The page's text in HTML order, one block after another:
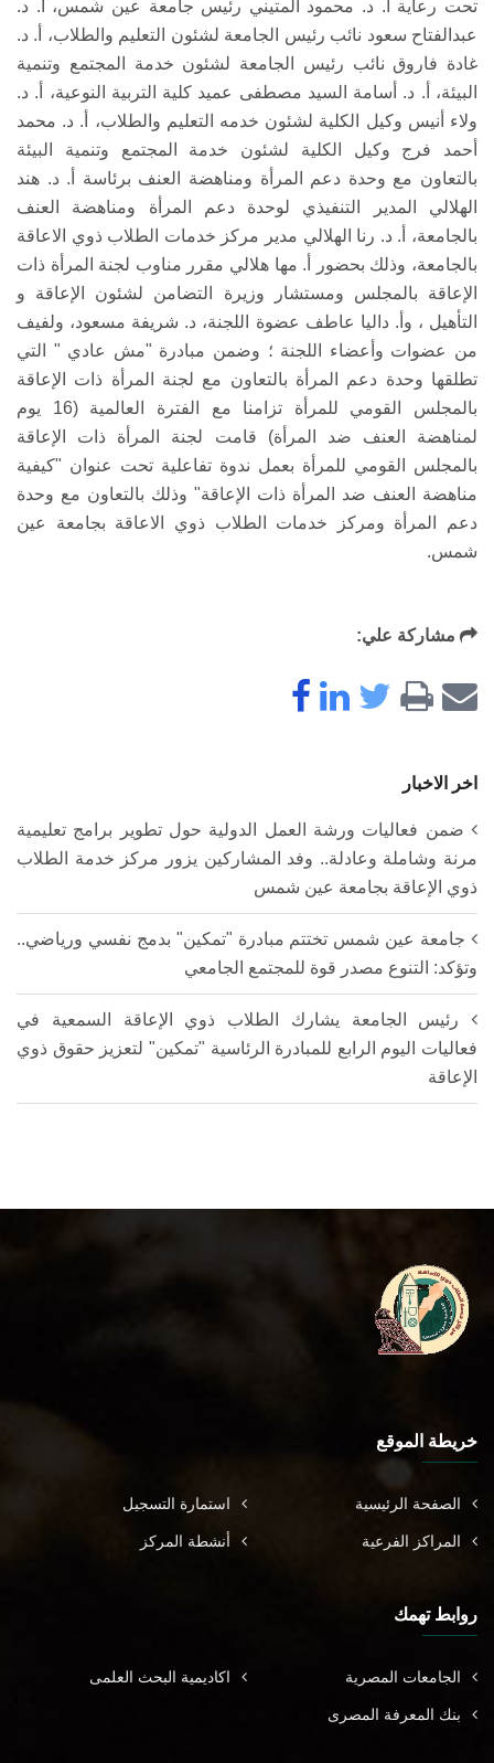
تحت رعاية أ. د. محمود المتيني رئيس جامعة عين شمس، أ. د.
عبدالفتاح سعود نائب رئيس الجامعة لشئون التعليم والطلاب، أ. د.
غادة فاروق نائب رئيس الجامعة لشئون خدمة المجتمع وتنمية
البيئة، أ. د. أسامة السيد مصطفى عميد كلية التربية النوعية، أ. د.
ولاء أنيس وكيل الكلية لشئون خدمه التعليم والطلاب، أ. د. محمد
أحمد فرج وكيل الكلية لشئون خدمة المجتمع وتنمية البيئة
بالتعاون مع وحدة دعم المرأة ومناهضة العنف برئاسة أ. د. هند
الهلالي المدير التنفيذي لوحدة دعم المرأة ومناهضة العنف
بالجامعة، أ. د. رنا الهلالي مدير مركز خدمات الطلاب ذوي الاعاقة
بالجامعة، وذلك بحضور أ. مها هلالي مقرر مناوب لجنة المرأة ذات
الإعاقة بالمجلس ومستشار وزيرة التضامن لشئون الإعاقة و
التأهيل ، وأ. داليا عاطف عضوة اللجنة، د. شريفة مسعود، ولفيف
من عضوات وأعضاء اللجنة ؛ وضمن مبادرة "مش عادي " التي
تطلقها وحدة دعم المرأة بالتعاون مع لجنة المرأة ذات الإعاقة
بالمجلس القومي للمرأة تزامنا مع الفترة العالمية (16 يوم
لمناهضة العنف ضد المرأة) قامت لجنة المرأة ذات الإعاقة
بالمجلس القومي للمرأة بعمل ندوة تفاعلية تحت عنوان "كيفية
مناهضة العنف ضد المرأة ذات الإعاقة" وذلك بالتعاون مع وحدة
دعم المرأة ومركز خدمات الطلاب ذوي الاعاقة بجامعة عين
شمس.
مشاركة علي:
اخر الاخبار
ضمن فعاليات ورشة العمل الدولية حول تطوير برامج تعليمية
مرنة وشاملة وعادلة.. وفد المشاركين يزور مركز خدمة الطلاب
ذوي الإعاقة بجامعة عين شمس
جامعة عين شمس تختتم مبادرة "تمكين" بدمج نفسي ورياضي..
وتؤكد: التنوع مصدر قوة للمجتمع الجامعي
رئيس الجامعة يشارك الطلاب ذوي الإعاقة السمعية في
فعاليات اليوم الرابع للمبادرة الرئاسية "تمكين" لتعزيز حقوق ذوي
الإعاقة
خريطة الموقع
الصفحة الرئيسية استمارة التسجيل
المراكز الفرعية أنشطة المركز
روابط تهمك
الجامعات المصرية اكاديمية البحث العلمى
بنك المعرفة المصرى